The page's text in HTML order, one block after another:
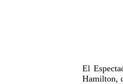
El
Hamilton,